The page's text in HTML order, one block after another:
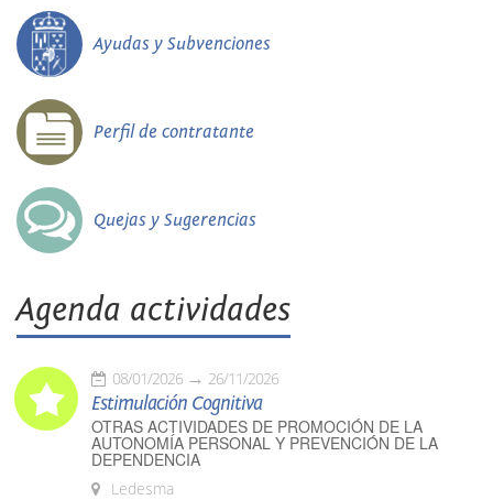
Ayudas y Subvenciones
Perfil de contratante
Quejas y Sugerencias
Agenda actividades
08/01/2026 26/11/2026
Estimulación Cognitiva
OTRAS ACTIVIDADES DE PROMOCIÓN DE LA
AUTONOMÍA PERSONAL Y PREVENCIÓN DE LA
DEPENDENCIA
Ledesma